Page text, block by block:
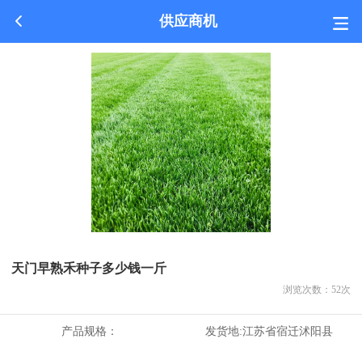
供应商机
天门早熟禾种子多少钱一斤
浏览次数： 52次
产品规格： 发货地:江苏省宿迁沭阳县